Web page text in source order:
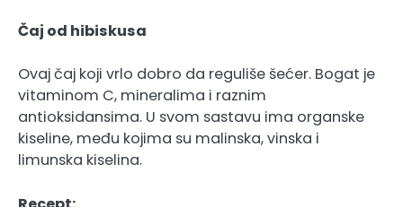
Čaj od hibiskusa
Ovaj čaj koji vrlo dobro da reguliše šećer. Bogat je
vitaminom C, mineralima i raznim
antioksidansima. U svom sastavu ima organske
kiseline, među kojima su malinska, vinska i
limunska kiselina.